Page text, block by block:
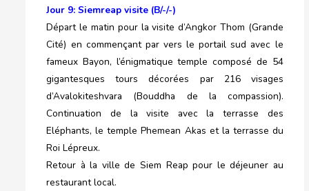
Jour 9: Siemreap visite (B/-/-)
Départ le matin pour la visite d’Angkor Thom (Grande
Cité) en commençant par vers le portail sud avec le
fameux Bayon, l’énigmatique temple composé de 54
gigantesques tours décorées par 216 visages
d’Avalokiteshvara (Bouddha de la compassion).
Continuation de la visite avec la terrasse des
Eléphants, le temple Phemean Akas et la terrasse du
Roi Lépreux.
Retour à la ville de Siem Reap pour le déjeuner au
restaurant local.